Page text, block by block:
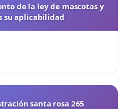
de la ley de mascotas y
su aplicabilidad
santa rosa 265